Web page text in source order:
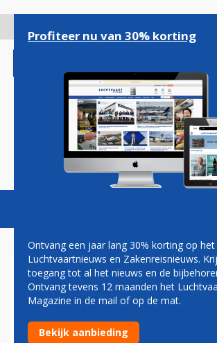
gaan
Magazine Podcasts
NIEUWE BOEING-
SAOEDI-ARABIË BIJ
VAN TRUMP
Profiteer nu van 30% korting
Ontvang een jaar lang 30% korting op
Luchtvaartnieuws en Zakenreisnieuws.
toegang tot al het nieuws en de
Ontvang tevens 12 maanden het
Magazine in de mail of op de mat.
Bekijk aanbieding